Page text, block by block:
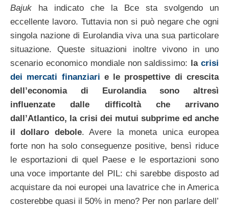
Bajuk ha indicato che la Bce sta svolgendo un
eccellente lavoro. Tuttavia non si può negare che ogni
singola nazione di Eurolandia viva una sua particolare
situazione. Queste situazioni inoltre vivono in uno
scenario economico mondiale non saldissimo: lacrisi
dei mercati finanziari e le prospettive di crescita
dell’economia di Eurolandia sono altresì
influenzate dalle difficoltà che arrivano
dall’Atlantico, la crisi dei mutui subprime ed anche
il dollaro debole. Avere la moneta unica europea
forte non ha solo conseguenze positive, bensì riduce
le esportazioni di quel Paese e le esportazioni sono
una voce importante del PIL: chi sarebbe disposto ad
acquistare da noi europei una lavatrice che in America
costerebbe quasi il 50% in meno? Per non parlare dell’